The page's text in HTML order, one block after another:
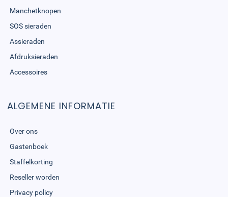
Manchetknopen
SOS sieraden
Assieraden
Afdruksieraden
Accessoires
ALGEMENE INFORMATIE
Over ons
Gastenboek
Staffelkorting
Reseller worden
Privacy policy